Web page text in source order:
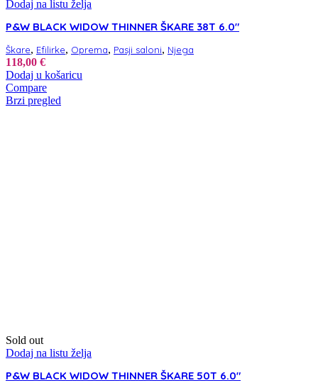
Dodaj na listu želja
P&W BLACK WIDOW THINNER ŠKARE 38T 6.0″
Škare, Efilirke, Oprema, Pasji saloni, Njega
118,00 €
Dodaj u košaricu
Compare
Brzi pregled
Sold out
Dodaj na listu želja
P&W BLACK WIDOW THINNER ŠKARE 50T 6.0″